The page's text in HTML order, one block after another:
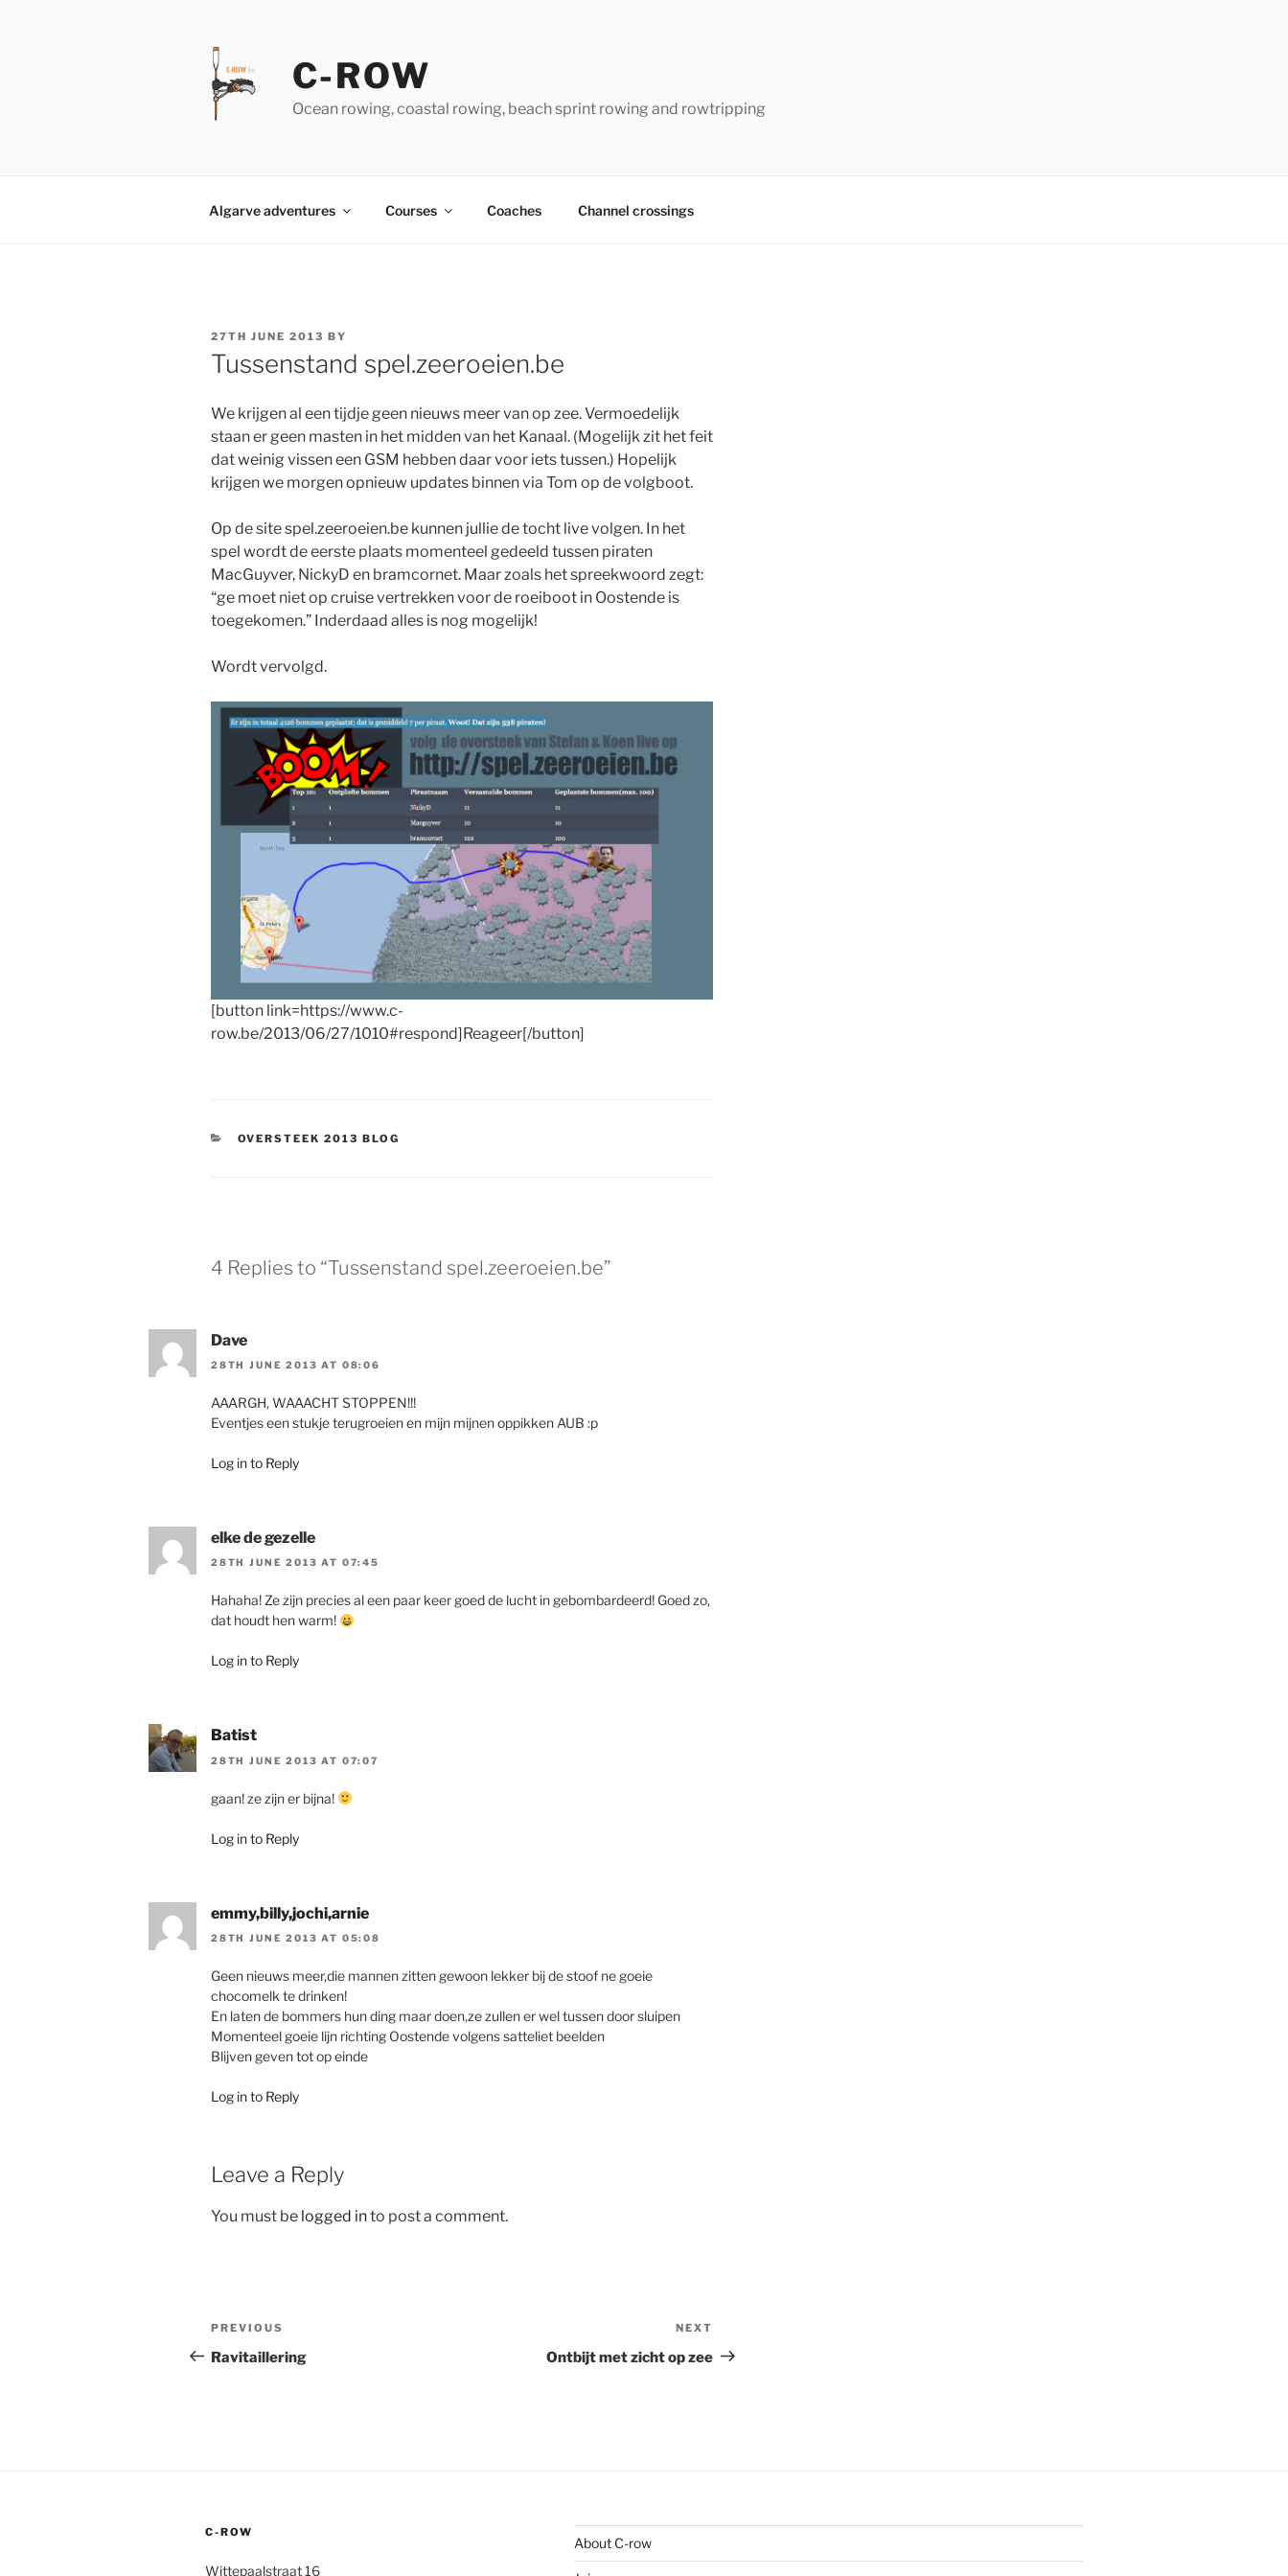
C-ROW
Ocean rowing, coastal rowing, beach sprint rowing and rowtripping
Algarve adventures Courses Coaches Channel crossings
POSTED
ON
27TH JUNE 2013 BY
Tussenstand spel.zeeroeien.be
We krijgen al een tijdje geen nieuws meer van op zee. Vermoedelijk
staan er geen masten in het midden van het Kanaal. (Mogelijk zit het feit
dat weinig vissen een GSM hebben daar voor iets tussen.) Hopelijk
krijgen we morgen opnieuw updates binnen via Tom op de volgboot.
Op de site spel.zeeroeien.be kunnen jullie de tocht live volgen. In het
spel wordt de eerste plaats momenteel gedeeld tussen piraten
MacGuyver, NickyD en bramcornet. Maar zoals het spreekwoord zegt:
“ge moet niet op cruise vertrekken voor de roeiboot in Oostende is
toegekomen.” Inderdaad alles is nog mogelijk!
Wordt vervolgd.
[button link=https://www.c-
row.be/2013/06/27/1010#respond]Reageer[/button]
CATEGORIES
OVERSTEEK 2013 BLOG
4 Replies to “Tussenstand spel.zeeroeien.be”
Dave
28TH JUNE 2013 AT 08:06
AAARGH, WAAACHT STOPPEN!!!
Eventjes een stukje terugroeien en mijn mijnen oppikken AUB :p
Log in to Reply
elke de gezelle
28TH JUNE 2013 AT 07:45
Hahaha! Ze zijn precies al een paar keer goed de lucht in gebombardeerd! Goed zo,
dat houdt hen warm!
Log in to Reply
Batist
28TH JUNE 2013 AT 07:07
gaan! ze zijn er bijna!
Log in to Reply
emmy,billy,jochi,arnie
28TH JUNE 2013 AT 05:08
Geen nieuws meer,die mannen zitten gewoon lekker bij de stoof ne goeie
chocomelk te drinken!
En laten de bommers hun ding maar doen,ze zullen er wel tussen door sluipen
Momenteel goeie lijn richting Oostende volgens satteliet beelden
Blijven geven tot op einde
Log in to Reply
Leave a Reply
You must be logged into post a comment.
Post
navigation
Previous
Post
PREVIOUS
Ravitaillering
Post
NEXT
Ontbijt met zicht op zee
C-ROW
Wittepaalstraat 16
About C-row